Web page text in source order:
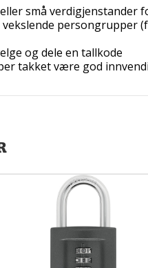
små verdigjenstander
persongrupper
og dele en tallkode
takket være god